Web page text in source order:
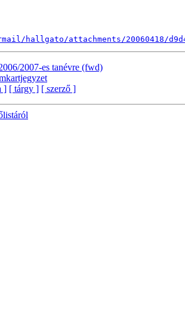
hallgato/attachments/20060418/
2007-es tanévre (fwd)
] [ tárgy ] [ szerző ]